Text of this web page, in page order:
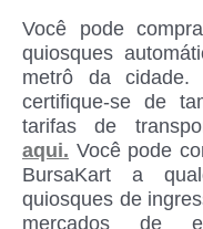
Você pode
quiosques
metrô da cidade.
certifique-se de
tarifas de
aqui. Você pode
BursaKart a
quiosques de
mercados de